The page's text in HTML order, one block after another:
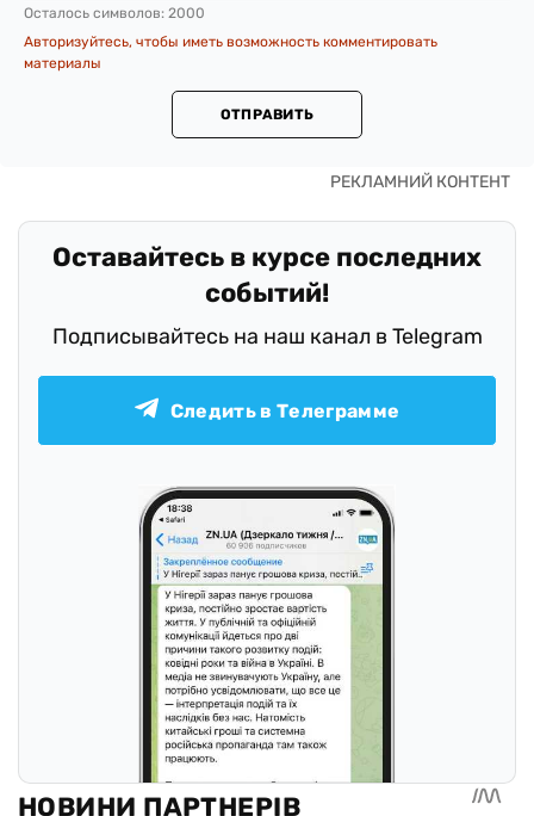
Осталось символов: 2000
Авторизуйтесь, чтобы иметь возможность комментировать
материалы
ОТПРАВИТЬ
Оставайтесь в курсе последних
событий!
Подписывайтесь на наш канал в Telegram
Следить в Телеграмме